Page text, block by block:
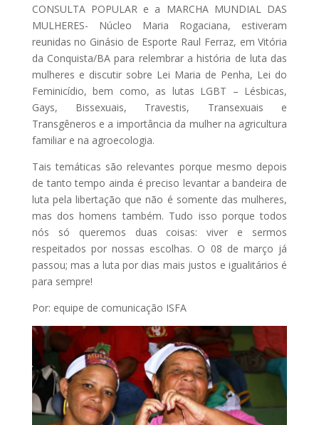
CONSULTA POPULAR e a MARCHA MUNDIAL DAS
MULHERES- Núcleo Maria Rogaciana, estiveram
reunidas no Ginásio de Esporte Raul Ferraz, em Vitória
da Conquista/BA para relembrar a história de luta das
mulheres e discutir sobre Lei Maria de Penha, Lei do
Feminicídio, bem como, as lutas LGBT – Lésbicas,
Gays, Bissexuais, Travestis, Transexuais e
Transgêneros e a importância da mulher na agricultura
familiar e na agroecologia.
Tais temáticas são relevantes porque mesmo depois
de tanto tempo ainda é preciso levantar a bandeira de
luta pela libertação que não é somente das mulheres,
mas dos homens também. Tudo isso porque todos
nós só queremos duas coisas: viver e sermos
respeitados por nossas escolhas. O 08 de março já
passou; mas a luta por dias mais justos e igualitários é
para sempre!
Por: equipe de comunicação ISFA